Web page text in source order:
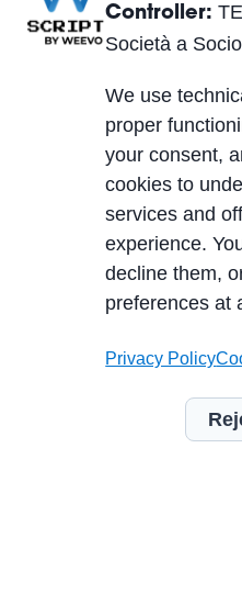
TECWOOD ITALIA
Betriebssitz:
Via del Lavoro 2, 40053
Crespellano (BO), ITALY
Controller:
Società a
We use
proper
your consent,
cookies to
services and
experience.
decline them,
preferences at
Privacy Policy